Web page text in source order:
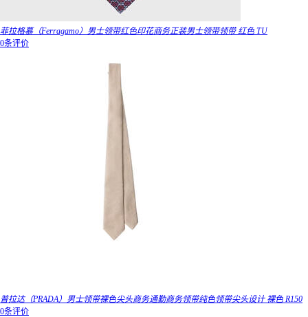
菲拉格慕（Ferragamo）男士领带红色印花商务正装男士领带领带 红色 TU
0条评价
普拉达（PRADA）男士领带裸色尖头商务通勤商务领带纯色领带尖头设计 裸色 R150
0条评价